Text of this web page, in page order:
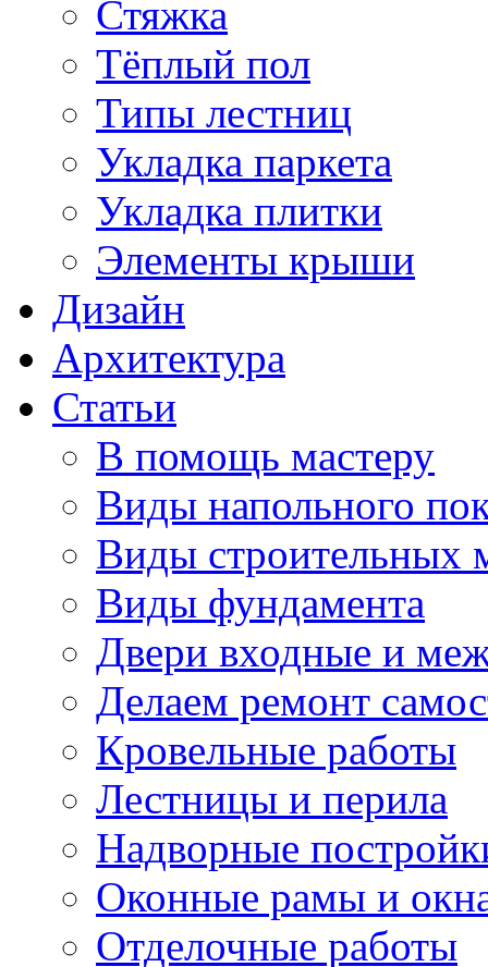
Стяжка
Тёплый пол
Типы лестниц
Укладка паркета
Укладка плитки
Элементы крыши
Дизайн
Архитектура
Статьи
В помощь мастеру
Виды напольного
Виды строительных
Виды фундамента
Двери входные и
Делаем ремонт
Кровельные работы
Лестницы и перила
Надворные
Оконные рамы и
Отделочные работы